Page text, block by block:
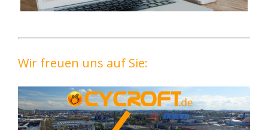
Wir freuen uns auf Sie: